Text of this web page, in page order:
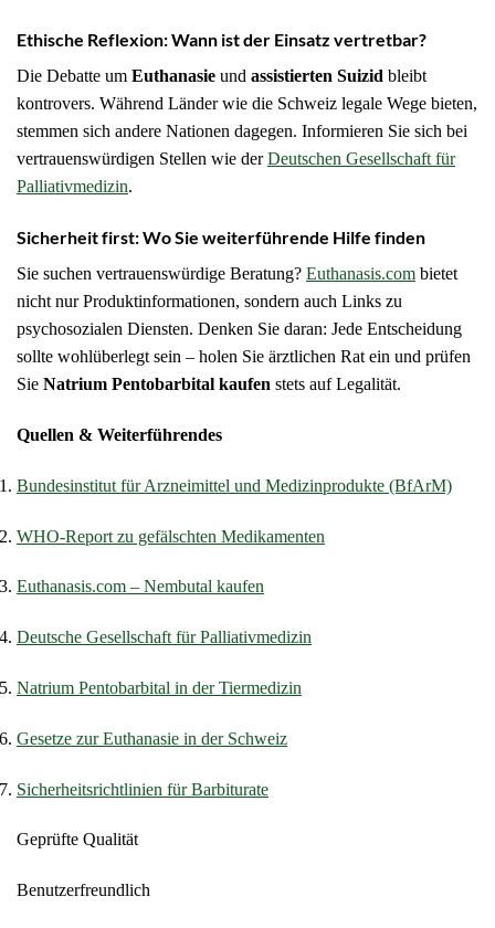
Ethische Reflexion: Wann ist der Einsatz vertretbar?
Die Debatte um Euthanasie und assistierten Suizid bleibt
kontrovers. Während Länder wie die Schweiz legale Wege bieten,
stemmen sich andere Nationen dagegen. Informieren Sie sich bei
vertrauenswürdigen Stellen wie derDeutschen Gesellschaft für
Palliativmedizin.
Sicherheit first: Wo Sie weiterführende Hilfe finden
Sie suchen vertrauenswürdige Beratung? Euthanasis.com bietet
nicht nur Produktinformationen, sondern auch Links zu
psychosozialen Diensten. Denken Sie daran: Jede Entscheidung
sollte wohlüberlegt sein – holen Sie ärztlichen Rat ein und prüfen
Sie Natrium Pentobarbital kaufen stets auf Legalität.
Quellen & Weiterführendes
Bundesinstitut für Arzneimittel und Medizinprodukte (BfArM)
WHO-Report zu gefälschten Medikamenten
Euthanasis.com – Nembutal kaufen
Deutsche Gesellschaft für Palliativmedizin
Natrium Pentobarbital in der Tiermedizin
Gesetze zur Euthanasie in der Schweiz
Sicherheitsrichtlinien für Barbiturate
Geprüfte Qualität
Benutzerfreundlich